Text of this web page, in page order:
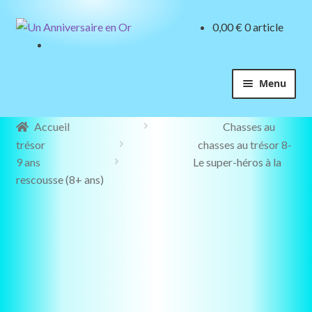
Aller
Aller
0,00€0 article
Menu
Accueil
Chasses au
trésor
chasses au trésor 8-
9 ans
Le super-héros à la
rescousse (8+ ans)
8+
ans